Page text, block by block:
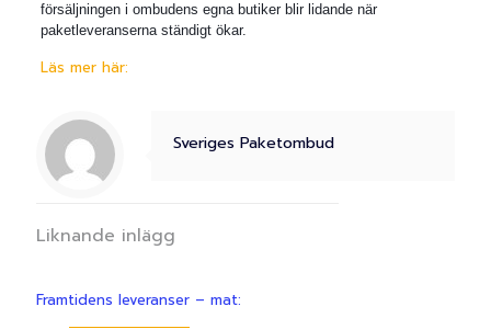
försäljningen i ombudens egna butiker blir lidande när
paketleveranserna ständigt ökar.
Läs mer här:
Sveriges Paketombud
Liknande inlägg
Framtidens leveranser – mat: